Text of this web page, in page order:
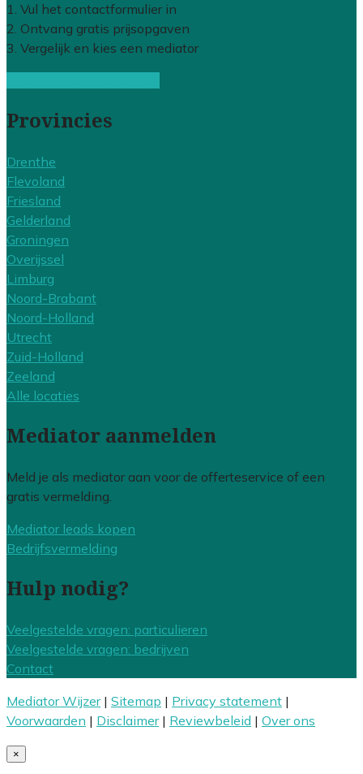
1. Vul het contactformulier in
2. Ontvang gratis prijsopgaven
3. Vergelijk en kies een mediator
Provincies
Drenthe
Flevoland
Friesland
Gelderland
Groningen
Overijssel
Limburg
Noord-Brabant
Noord-Holland
Utrecht
Zuid-Holland
Zeeland
Alle locaties
Mediator aanmelden
Meld je als mediator aan voor de offerteservice of een
gratis vermelding.
Mediator leads kopen
Bedrijfsvermelding
Hulp nodig?
Veelgestelde vragen: particulieren
Veelgestelde vragen: bedrijven
Contact
Mediator Wijzer| Sitemap | Privacy statement |
Voorwaarden | Disclaimer| Reviewbeleid | Over ons
×